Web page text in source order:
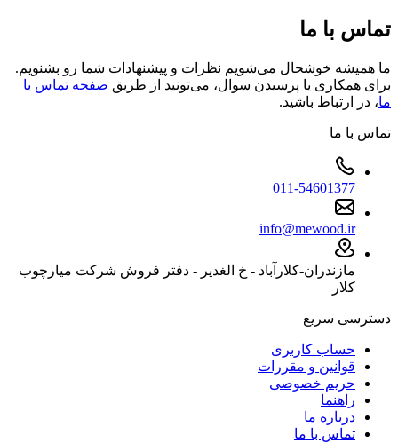
تماس با ما
ما همیشه خوشحال می‌شویم نظرات و پیشنهادات شما رو بشنویم.
برای همکاری یا پرسیدن سوال، می‌تونید از طریق صفحه تماس با
ما، در ارتباط باشید.
تماس با ما
011-54601377
info@mewood.ir
مازندران-کلارآباد - خ الغدیر - دفتر فروش شرکت میارچوب
کلار
دسترسی سریع
حساب کاربری
قوانین و مقررات
حریم خصوصی
راهنما
درباره ما
تماس با ما